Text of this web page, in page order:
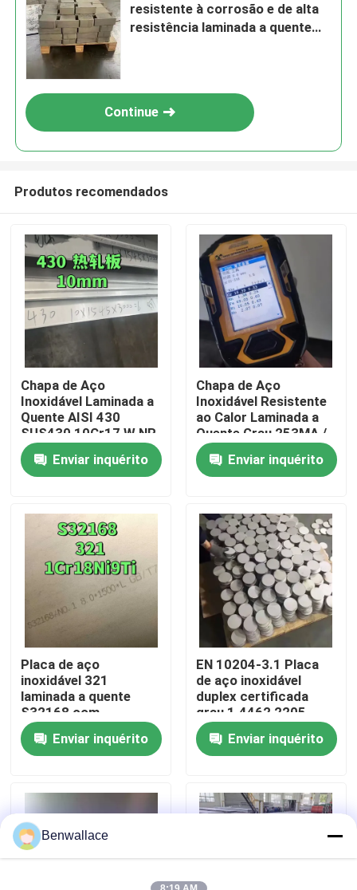
Para casa
Produtos
Vídeos
Sobre nós
Visita à fábrica
Controle de qualidade
Contacte-nos
Casos
Solicite um orçamento
resistente à corrosão e de alta
resistência laminada a quente
Continue
Produtos recomendados
Chapa de Aço
Inoxidável Laminada a
Quente AISI 430
SUS430 10Cr17 W.NR
1.4016 Superfície
NO.1 10*1500*6000
Enviar inquérito
Chapa de Aço
Inoxidável Resistente
ao Calor Laminada a
Quente Grau 253MA /
S30815 com
Superfície Decapada
Enviar inquérito
Placa de aço
inoxidável 321
laminada a quente
S32168 com
espessura de 3,0 -
80,0 mm e resistência
à corrosão
Enviar inquérito
EN 10204-3.1 Placa
de aço inoxidável
duplex certificada
grau 1.4462 2205
com técnica laminada
a quenteEnviar inquérito
Benwallace